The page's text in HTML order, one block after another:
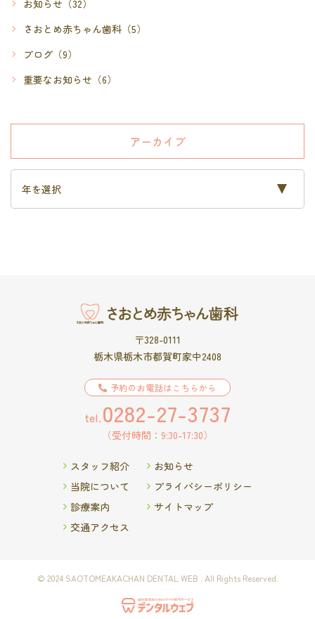
お知らせ （32）
さおとめ赤ちゃん歯科 （5）
ブログ （9）
重要なお知らせ （6）
アーカイブ
〒328-0111
栃木県栃木市都賀町家中2408
予約のお電話はこちらから
tel.0282-27-3737
（受付時間：9:30-17:30）
スタッフ紹介
当院について
診療案内
交通アクセス
お知らせ
プライバシーポリシー
サイトマップ
© 2024 SAOTOMEAKACHAN DENTAL WEB . All Rights Reserved.